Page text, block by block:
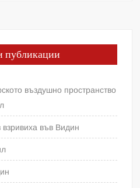
публикации
въздушно пространство
във Видин